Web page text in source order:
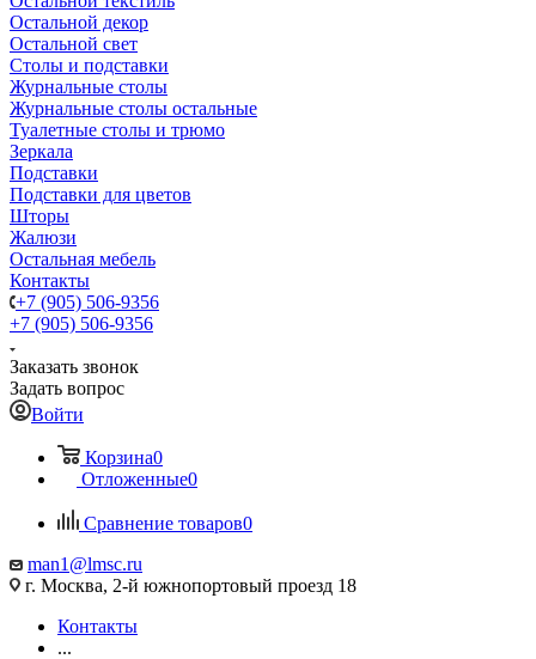
Остальной декор
Остальной свет
Столы и подставки
Журнальные столы
Журнальные столы остальные
Туалетные столы и трюмо
Зеркала
Подставки
Подставки для цветов
Шторы
Жалюзи
Остальная мебель
Контакты
+7 (905) 506-9356
+7 (905) 506-9356
Заказать звонок
Задать вопрос
Войти
Корзина0
Отложенные0
Сравнение товаров0
man1@lmsc.ru
г. Москва, 2-й южнопортовый проезд 18
Контакты
...